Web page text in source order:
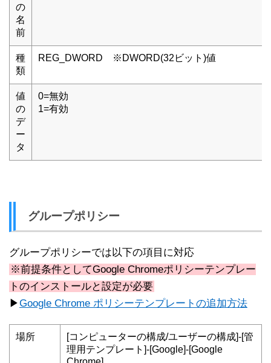
の
名
前
種
類
REG_DWORD ※DWORD(32ビット)値
値
の
デ
ー
タ
0=無効
1=有効
グループポリシー
グループポリシーでは以下の項目に対応
※前提条件としてGoogle Chromeポリシーテンプレー
トのインストールと設定が必要
▶Google Chrome ポリシーテンプレートの追加方法
場所
[コンピューターの構成/ユーザーの構成]-[管
理用テンプレート]-[Google]-[Google